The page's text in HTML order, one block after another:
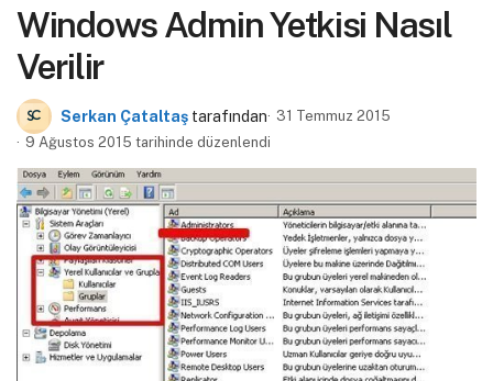
Windows Admin Yetkisi Nasıl
Verilir
Serkan Çataltaş tarafından
31 Temmuz 2015
9 Ağustos 2015 tarihinde düzenlendi